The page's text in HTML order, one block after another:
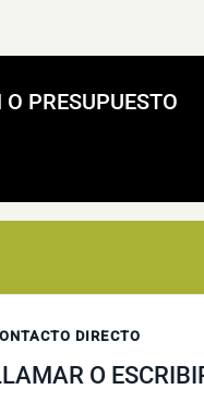
PRESUPUESTO
DIRECTO
O